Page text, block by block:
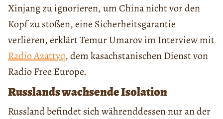
Xinjang zu ignorieren, um China nicht vor den
Kopf zu stoßen, eine Sicherheitsgarantie
verlieren, erklärt Temur Umarov im Interview mit
Radio Azattyq, dem kasachstanischen Dienst von
Radio Free Europe.
Russlands wachsende Isolation
Russland befindet sich währenddessen nur an der